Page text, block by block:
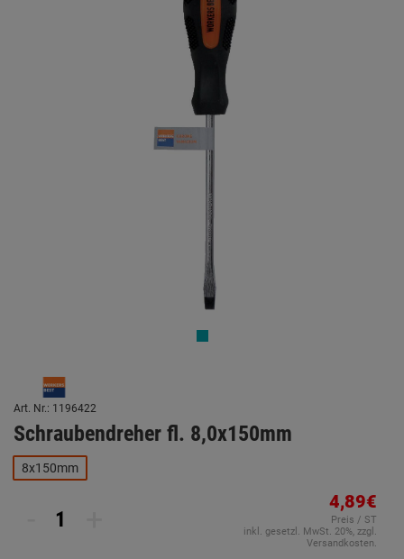
Art. Nr.: 1196422
Schraubendreher fl. 8,0x150mm
8x150mm
4,89€
Preis / ST
inkl. gesetzl. MwSt. 20%, zzgl.
Versandkosten.